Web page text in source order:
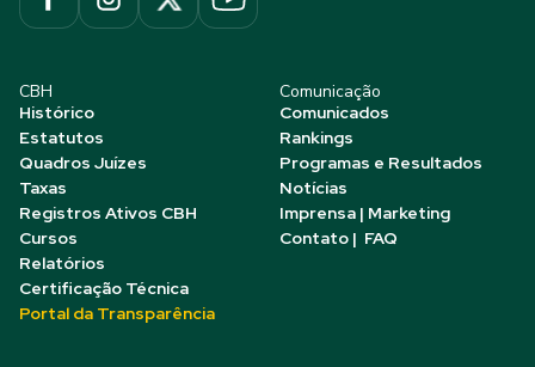
CBH
Histórico
Estatutos
Quadros Juízes
Taxas
Registros Ativos CBH
Cursos
Relatórios
Certificação Técnica
Portal da Transparência
Comunicação
Comunicados
Rankings
Programas e Resultados
Notícias
Imprensa | Marketing
Contato | FAQ